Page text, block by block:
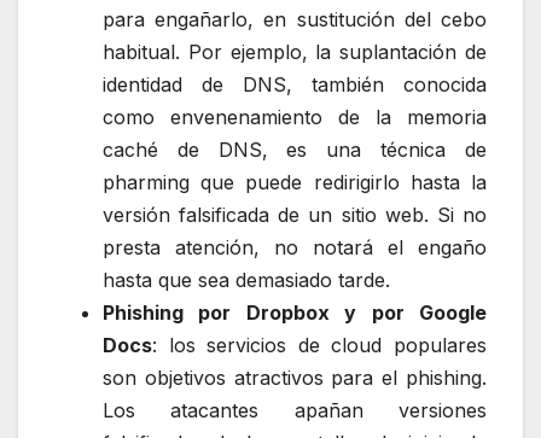
para engañarlo, en sustitución del cebo
habitual. Por ejemplo, la suplantación de
identidad de DNS, también conocida
como envenenamiento de la memoria
caché de DNS, es una técnica de
pharming que puede redirigirlo hasta la
versión falsificada de un sitio web. Si no
presta atención, no notará el engaño
hasta que sea demasiado tarde.
Phishing por Dropbox y por Google
Docs: los servicios de cloud populares
son objetivos atractivos para el phishing.
Los atacantes apañan versiones